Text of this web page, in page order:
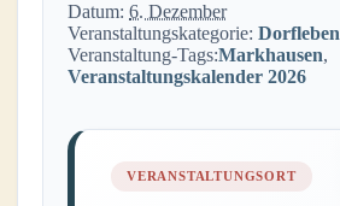
Datum: 6. Dezember
Veranstaltungskategorie: Dorfleben
Veranstaltung-Tags:Markhausen,
Veranstaltungskalender 2026